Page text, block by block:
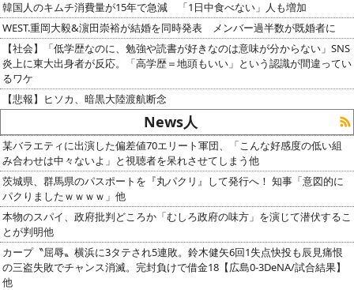
韓国人のキムチ消費量が15年で急減 「1日中食べない」人も増加
WEST.重岡大毅&濵田崇裕が結婚を同時発表 メンバー過半数が既婚者に
【社会】「低学歴なのに、勉強や読書が好きなのは意味が分からない」SNS
炎上に東大出身者が反応。「高学歴＝地頭もいい」という認識が間違ってい
るワケ
【悲報】ヒソカ、暗黒大陸渡航断念
News人
某バラエティに出演した偏差値70エリート軍団、「こんな好感度の低い組
み合わせは中々ないよ」と視聴者を呆れさせてしまう他
茨城県、群馬県のパスポートを『丸パクリ』して発行へ！ 知事「意図的に
パクりましたｗｗｗｗ」他
本物のスパイ、政府批判どころか「むしろ政府の味方」を演じて潜伏するこ
とが判明他
カープ〝屈辱〟横浜に3タテされ5連敗。鈴木健矢6回1失点快投も辰見痛恨
の三盗失敗でチャンス消滅。完封負けで借金18【広島0-3DeNA/試合結果】
他